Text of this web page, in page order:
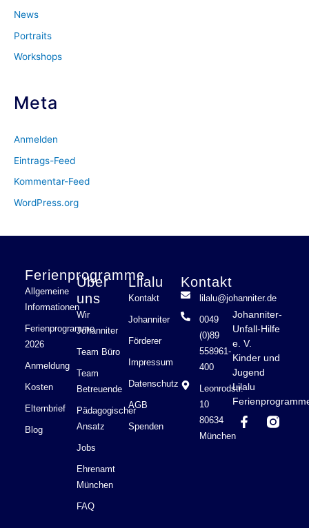
News
Portraits
Workshops
Meta
Anmelden
Eintrags-Feed
Kommentar-Feed
WordPress.org
Johanniter-
Unfall-Hilfe
e. V.
Kinder und
Jugend
Lilalu
F
a
Ferienprogramme
Allgemeine
Informationen
Ferienprogramme
2026
Anmeldung
Kosten
Elternbrief
Blog
Über
uns
Wir
Johanniter
Team Büro
Team
Betreuende
Pädagogischer
Ansatz
Jobs
Ehrenamt
München
FAQ
Lilalu
Kontakt
Johanniter
Förderer
Impressum
Datenschutz
AGB
Spenden
Kontakt
lilalu@johanniter.de
0049
(0)89
558961-
400
Leonrodstr.
10
80634
München